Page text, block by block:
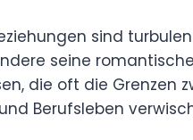
sind
seine
die oft die Grenzen
Berufsleben